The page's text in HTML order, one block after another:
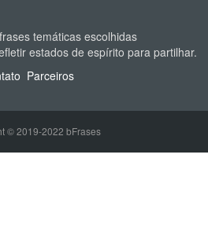
temáticas escolhidas
estados de espírito para partilhar.
Parceiros
© 2019-2022 bFrases